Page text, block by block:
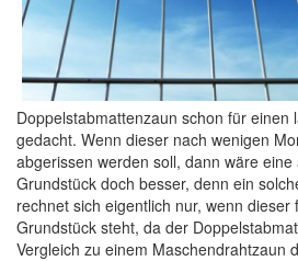
Doppelstabmattenzaun schon für einen
gedacht. Wenn dieser nach wenigen
abgerissen werden soll, dann wäre
Grundstück doch besser, denn ein
rechnet sich eigentlich nur, wenn
Grundstück steht, da der
Vergleich zu einem Maschendrahtzaun